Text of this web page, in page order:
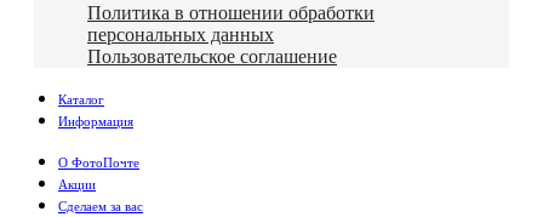
Политика в отношении обработки
персональных данных
Пользовательское соглашение
Каталог
Информация
О ФотоПочте
Акции
Сделаем за вас